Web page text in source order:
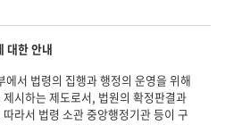
대한 안내
에서 법령의 집행과 행정의 운영을 위해
시하는 제도로서, 법원의 확정판결과
라서 법령 소관 중앙행정기관 등이 구